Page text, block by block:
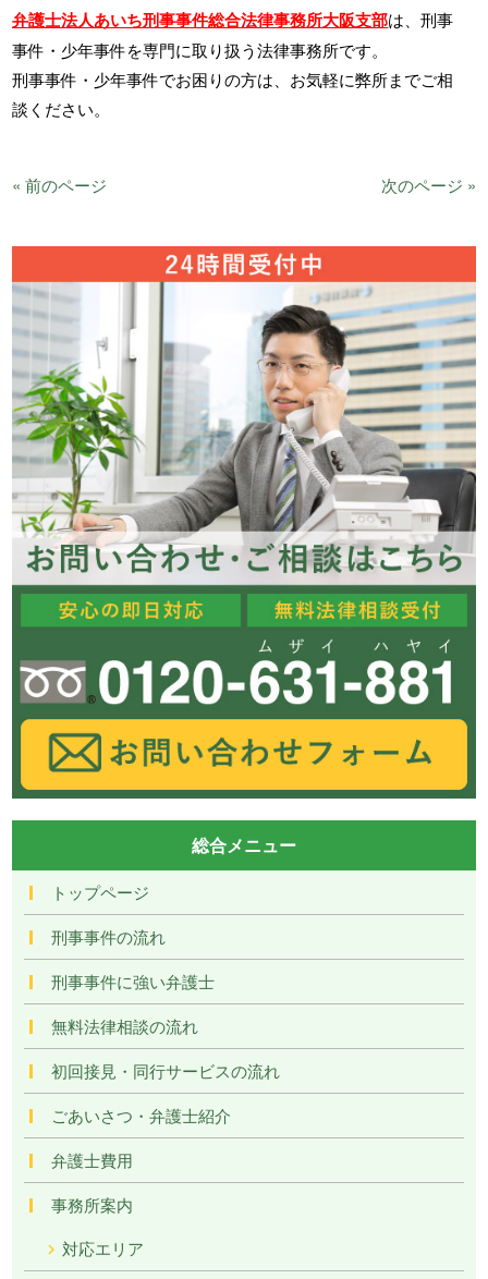
弁護士法人あいち刑事事件総合法律事務所大阪支部は、刑事
事件・少年事件を専門に取り扱う法律事務所です。
刑事事件・少年事件でお困りの方は、お気軽に弊所までご相
談ください。
« 前のページ 次のページ »
総合メニュー
トップページ
刑事事件の流れ
刑事事件に強い弁護士
無料法律相談の流れ
初回接見・同行サービスの流れ
ごあいさつ・弁護士紹介
弁護士費用
事務所案内
対応エリア